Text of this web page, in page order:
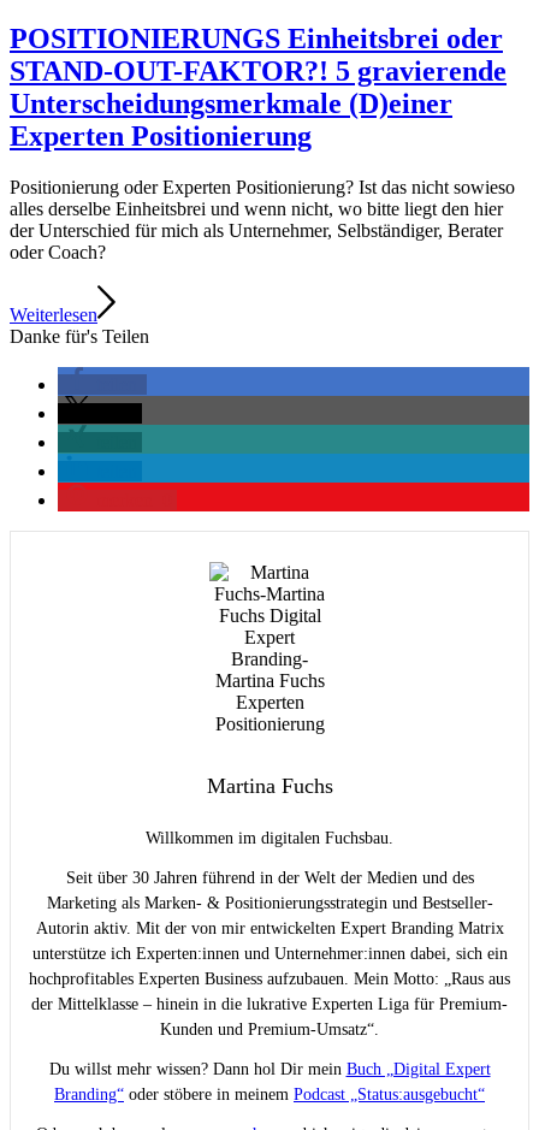
POSITIONIERUNGS Einheitsbrei oder
STAND-OUT-FAKTOR?! 5 gravierende
Unterscheidungsmerkmale (D)einer
Experten Positionierung
Positionierung oder Experten Positionierung? Ist das nicht sowieso
alles derselbe Einheitsbrei und wenn nicht, wo bitte liegt den hier
der Unterschied für mich als Unternehmer, Selbständiger, Berater
oder Coach?
Weiterlesen
Danke für's Teilen
Martina Fuchs
Willkommen im digitalen Fuchsbau.
Seit über 30 Jahren führend in der Welt der Medien und des
Marketing als Marken- & Positionierungsstrategin und Bestseller-
Autorin aktiv. Mit der von mir entwickelten Expert Branding Matrix
unterstütze ich Experten:innen und Unternehmer:innen dabei, sich ein
hochprofitables Experten Business aufzubauen. Mein Motto: „Raus aus
der Mittelklasse – hinein in die lukrative Experten Liga für Premium-
Kunden und Premium-Umsatz“.
Du willst mehr wissen? Dann hol Dir mein Buch „Digital Expert
Branding“ oder stöbere in meinem Podcast „Status:ausgebucht“